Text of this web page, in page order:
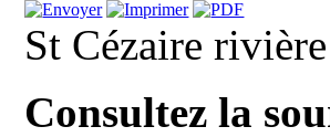
St Cézaire rivière
Consultez la